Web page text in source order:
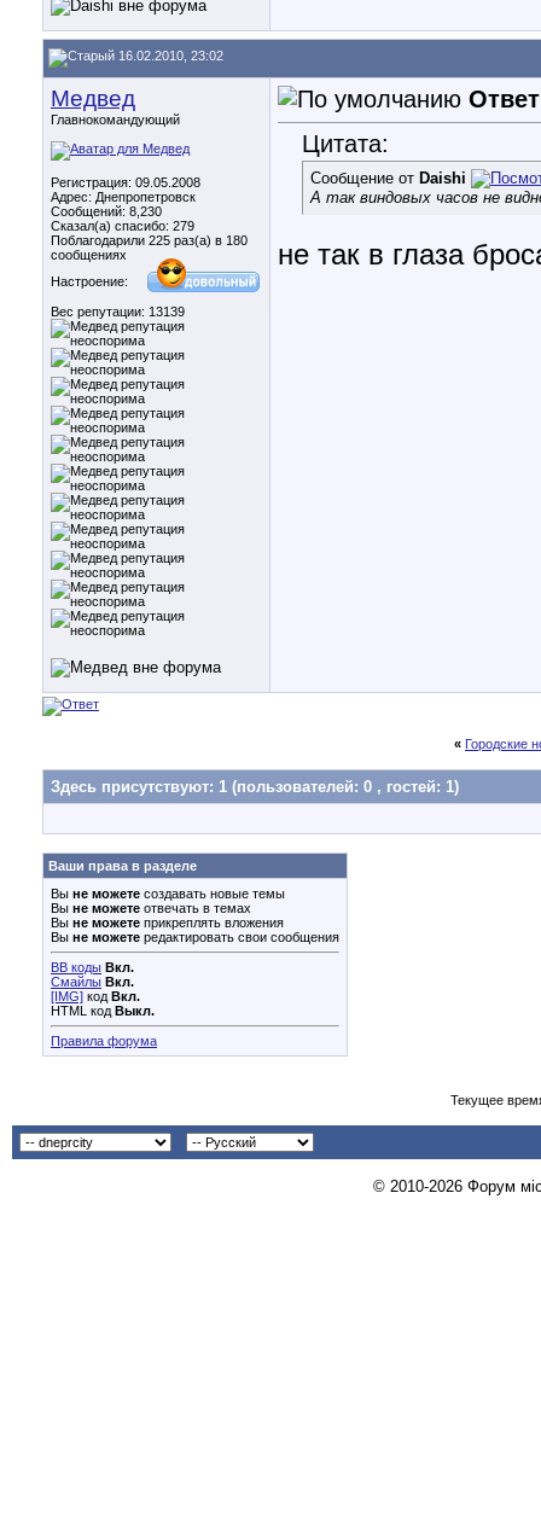
16.02.2010, 23:02
Медвед
Главнокомандующий
Регистрация: 09.05.2008
Адрес: Днепропетровск
Сообщений: 8,230
Сказал(а) спасибо: 279
Поблагодарили 225 раз(а) в 180
сообщениях
Настроение:
Вес репутации: 13139
Цитата:
Сообщение от Daishi
А так виндовых часов не
не так в глаза
« Городские
Здесь присутствуют: 1 (пользователей: 0 , гостей: 1)
Ваши права в разделе
Вы не можете создавать новые темы
Вы не можете отвечать в темах
Вы не можете прикреплять вложения
Вы не можете редактировать свои сообщения
BB коды Вкл.
Смайлы Вкл.
[IMG] код Вкл.
HTML код Выкл.
Правила форума
Текущее
© 2010-2026 Форум